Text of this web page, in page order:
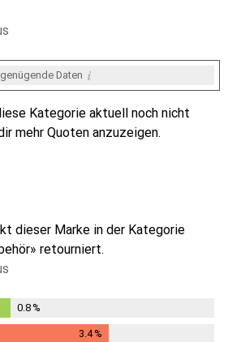
Daten i
Kategorie aktuell noch nicht
mehr Quoten anzuzeigen.
dieser Marke in der Kategorie
retourniert.
0.8%
3.4%